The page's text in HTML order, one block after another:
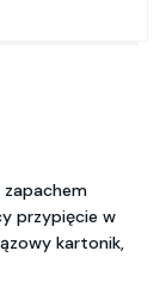
przypięcie w
kartonik,